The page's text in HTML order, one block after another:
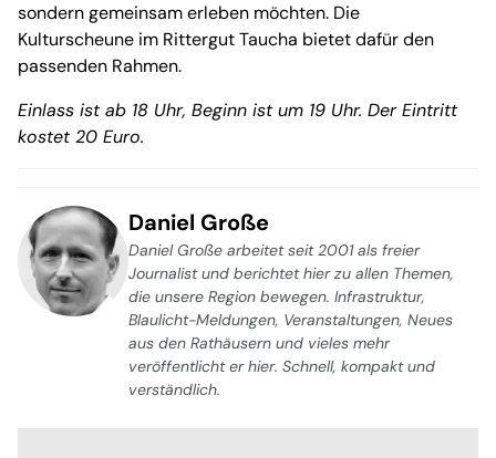
sondern gemeinsam erleben möchten. Die
Kulturscheune im Rittergut Taucha bietet dafür den
passenden Rahmen.
Einlass ist ab 18 Uhr, Beginn ist um 19 Uhr. Der Eintritt
kostet 20 Euro.
Daniel Große
Daniel Große arbeitet seit 2001 als freier
Journalist und berichtet hier zu allen Themen,
die unsere Region bewegen. Infrastruktur,
Blaulicht-Meldungen, Veranstaltungen, Neues
aus den Rathäusern und vieles mehr
veröffentlicht er hier. Schnell, kompakt und
verständlich.